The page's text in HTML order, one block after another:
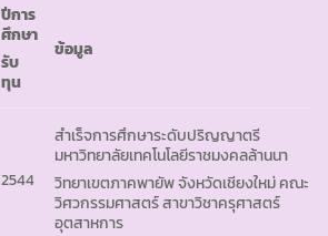
ปีการ
ศึกษา
รับ
ทุน
ข้อมูล
2544
สำเร็จการศึกษาระดับปริญญาตรี
มหาวิทยาลัยเทคโนโลยีราชมงคลล้านนา
วิทยาเขตภาคพายัพ จังหวัดเชียงใหม่ คณะ
วิศวกรรมศาสตร์ สาขาวิชาครุศาสตร์
อุตสาหการ